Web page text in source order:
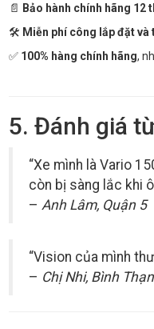
📄 Bảo hành chính hãng 12
🛠️ Miễn phí công lắp đặt và
✅ 100% hàng chính hãng,
5. Đánh giá
“Xe mình là Vario
còn bị sàng lắc khi
– Anh Lâm, Quận 5
“Vision của mình
– Chị Nhi, Bình